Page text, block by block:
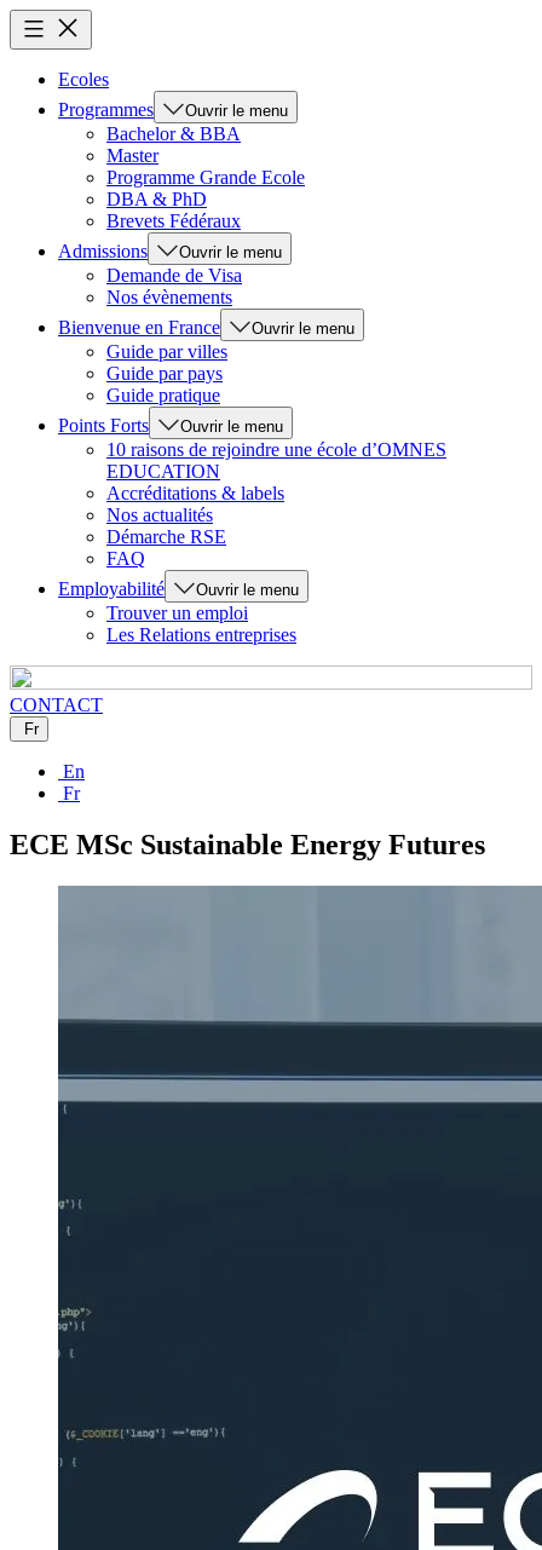
Ecoles
Programmes
Ouvrir le menu
Bachelor & BBA
Master
Programme Grande Ecole
DBA & PhD
Brevets Fédéraux
Admissions
Ouvrir le menu
Demande de Visa
Nos évènements
Bienvenue en France
Ouvrir le menu
Guide par villes
Guide par pays
Guide pratique
Points Forts
Ouvrir le menu
10 raisons de rejoindre une école d’OMNES
EDUCATION
Accréditations & labels
Nos actualités
Démarche RSE
FAQ
Employabilité
Ouvrir le menu
Trouver un emploi
Les Relations entreprises
CONTACT
Fr
En
Fr
ECE MSc Sustainable Energy Futures